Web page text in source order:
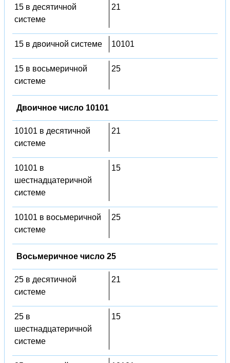
15 в десятичной
системе
21
15 в двоичной системе 10101
15 в восьмеричной
системе
25
Двоичное число 10101
10101 в десятичной
системе
21
10101 в
шестнадцатеричной
системе
15
10101 в восьмеричной
системе
25
Восьмеричное число 25
25 в десятичной
системе
21
25 в
шестнадцатеричной
системе
15